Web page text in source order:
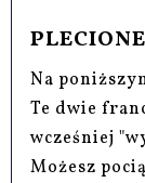
Na
Te dwie
wcześniej
Możesz